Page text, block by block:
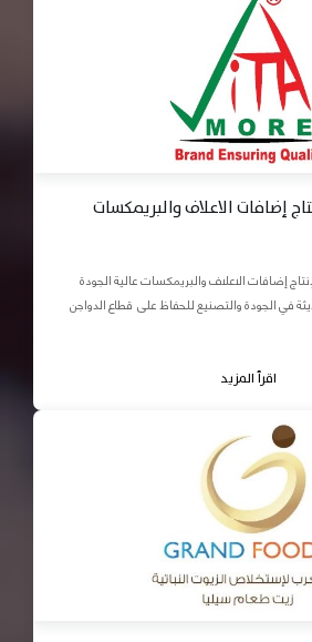
إضافات الاعلاف والبريمكسات
إضافات الاعلاف والبريمكسات عالية الجودة
في الجودة والتصنيع للحفاظ على قطاع الدواجن
اقرأ المزيد